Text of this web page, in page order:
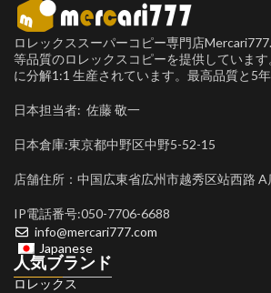
ロレックススーパーコピー専門店
等品質のロレックスコピーを提供していま
に分解1:1 生産されています。最高品質と5年
日本担当者: 佐藤 敬一
日本倉庫:東京都中野区中野5-52-15
店舗住所：中国広東省広州市越秀区站西路 A
IP電話番号:050-7706-6688
info@mercari777.com
Japanese
人気ブランド
ロレックス